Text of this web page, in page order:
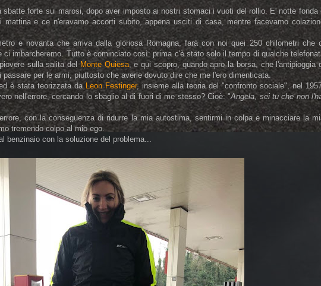
sbatte forte sui marosi, dopo aver imposto ai nostri stomaci i vuoti del rollio. E' notte fonda
mattina e ce n'eravamo accorti subito, appena usciti di casa, mentre facevamo
e novanta che arriva dalla gloriosa Romagna, farà con noi quei 250 chilometri che
ci imbarcheremo. Tutto è cominciato così: prima c'è stato solo il tempo di qualche
sulla salita del Monte Quiesa, e qui scopro, quando apro la borsa, che l'antipioggia
per le armi, piuttosto che averle dovuto dire che me l'ero dimenticata.
è stata teorizzata da
Leon Festinger, insieme alla teoria del "confronto sociale", nel
nell'errore, cercando lo sbaglio al di fuori di me stesso? Cioè: "Angela, sei tu che non
con la conseguenza di ridurre la mia autostima, sentirmi in colpa e minacciare la
tremendo colpo al mio ego.
benzinaio con la soluzione del problema...